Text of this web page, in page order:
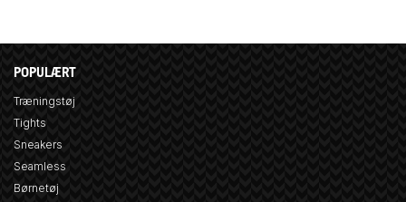
POPULÆRT
Træningstøj
Tights
Sneakers
Seamless
Børnetøj